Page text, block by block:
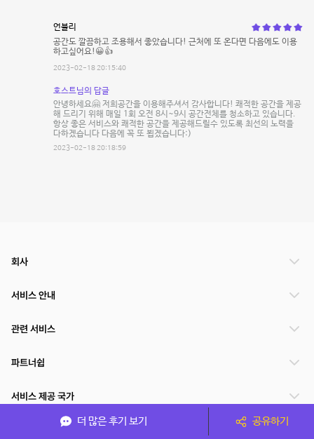
언블리
공간도 깔끔하고 조용해서 좋았습니다! 근처에 또 온다면 다음에도 이용
하고싶어요!😀👍
2023-02-18 20:15:40
호스트님의 답글
안녕하세요🤗 저희공간을 이용해주셔서 감사합니다! 쾌적한 공간을 제공
해 드리기 위해 매일 1회 오전 8시~9시 공간전체를 청소하고 있습니다.
항상 좋은 서비스와 쾌적한 공간을 제공해드릴수 있도록 최선의 노력을
다하겠습니다 다음에 꼭 또 뵙겠습니다:)
2023-02-18 20:18:59
더 많은 후기 보기 공유하기
회사
서비스 안내
관련 서비스
파트너쉽
서비스 제공 국가